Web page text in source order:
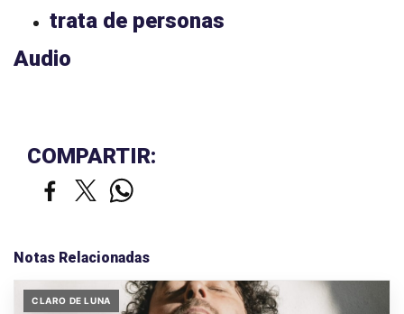
trata de personas
Audio
COMPARTIR:
Notas Relacionadas
CLARO DE LUNA